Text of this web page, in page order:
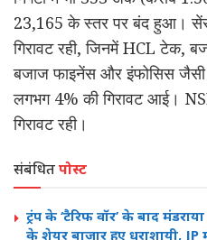
23,165 के स्तर पर बंद हुआ।
गिरावट रही, जिनमें HCL टेक,
बजाज फाइनेंस और इंफोसिस
लगभग 4% की गिरावट आई।
गिरावट रही।
संबंधितपोस्ट
ट्रंप के ‘टैरिफ वॉर’ के बाद
के शेयर बाज़ार हुए धराशायी, JP